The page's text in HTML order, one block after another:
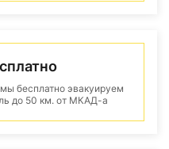
бесплатно эвакуируем
до 50 км. от МКАД-а